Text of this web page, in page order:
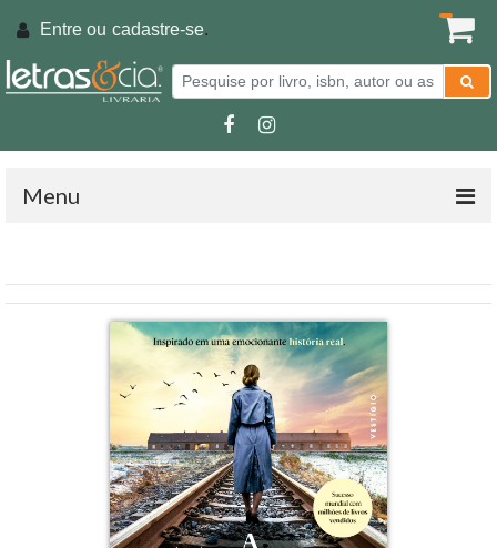
Entre ou cadastre-se.
Menu